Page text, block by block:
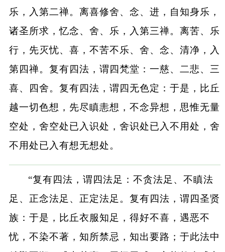
乐，入第二禅。离喜修舍、念、进，自知身乐，
诸圣所求，忆念、舍、乐，入第三禅。离苦、乐
行，先灭忧、喜，不苦不乐、舍、念、清净，入
第四禅。复有四法，谓四梵堂：一慈、二悲、三
喜、四舍。复有四法，谓四无色定：于是，比丘
越一切色想，先尽瞋恚想，不念异想，思惟无量
空处，舍空处已入识处，舍识处已入不用处，舍
不用处已入有想无想处。
“复有四法，谓四法足：不贪法足、不瞋法
足、正念法足、正定法足。复有四法，谓四圣贤
族：于是，比丘衣服知足，得好不喜，遇恶不
忧，不染不著，知所禁忌，知出要路；于此法中